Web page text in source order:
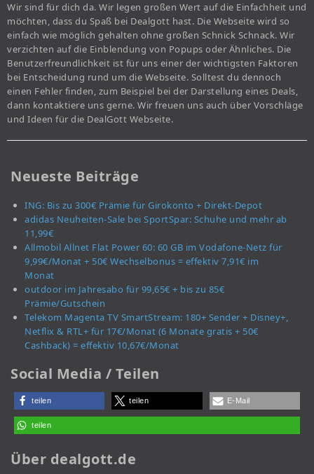
Wir sind für dich da. Wir legen großen Wert auf die Einfachheit und
möchten, dass du Spaß bei Dealgott hast. Die Webseite wird so
einfach wie möglich gehalten ohne großen Schnick Schnack. Wir
verzichten auf die Einblendung von Popups oder Ähnliches. Die
Benutzerfreundlichkeit ist für uns einer der wichtigsten Faktoren
bei Entscheidung rund um die Webseite. Solltest du dennoch
einen Fehler finden, zum Beispiel bei der Darstellung eines Deals,
dann kontaktiere uns gerne. Wir freuen uns auch über Vorschläge
und Ideen für die DealGott Webseite.
Neueste Beiträge
ING: Bis zu 300€ Prämie für Girokonto + Direkt-Depot
adidas Neuheiten-Sale bei SportSpar: Schuhe und mehr ab
11,99€
Allmobil Allnet Flat Power 60: 60 GB im Vodafone-Netz für
9,99€/Monat + 50€ Wechselbonus = effektiv 7,91€ im
Monat
outdoor im Jahresabo für 99,65€ + bis zu 85€
Prämie/Gutschein
Telekom Magenta TV SmartStream: 180+ Sender + Disney+,
Netflix & RTL+ für 17€/Monat (6 Monate gratis + 50€
Cashback) = effektiv 10,67€/Monat
Social Media / Teilen
teilen teilen E-Mail
teilen
Über dealgott.de